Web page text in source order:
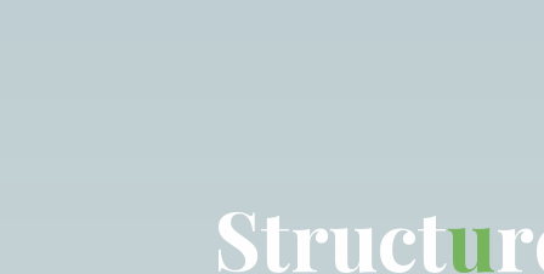
Structur